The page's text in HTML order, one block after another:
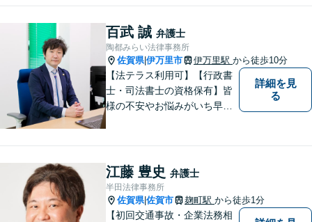
百武 誠 弁護士
陶都みらい法律事務所
佐賀県|伊万里市 伊万里駅 から徒歩10分
【法テラス利用可】【行政書
士・司法書士の資格保有】皆
様の不安やお悩みがいち早く
たします。また、依頼者様が
お悩みを話しやすい環境作り
を心がけております。
詳細を見
る
江藤 豊史 弁護士
半田法律事務所
佐賀県|佐賀市 麹町駅 から徒歩1分
【初回交通事故・企業法務相